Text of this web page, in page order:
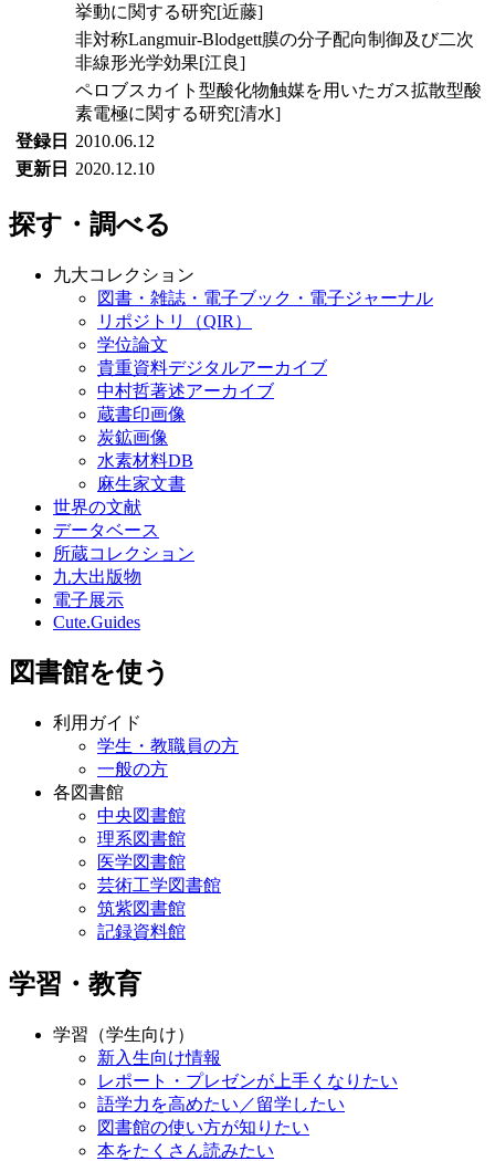
挙動に関する研究[近藤]
非対称Langmuir-Blodgett膜の分子配向制御及び二次
非線形光学効果[江良]
ペロブスカイト型酸化物触媒を用いたガス拡散型酸
素電極に関する研究[清水]
登録日 2010.06.12
更新日 2020.12.10
探す・調べる
九大コレクション
図書・雑誌・電子ブック・電子ジャーナル
リポジトリ（QIR）
学位論文
貴重資料デジタルアーカイブ
中村哲著述アーカイブ
蔵書印画像
炭鉱画像
水素材料DB
麻生家文書
世界の文献
データベース
所蔵コレクション
九大出版物
電子展示
Cute.Guides
図書館を使う
利用ガイド
学生・教職員の方
一般の方
各図書館
中央図書館
理系図書館
医学図書館
芸術工学図書館
筑紫図書館
記録資料館
学習・教育
学習（学生向け）
新入生向け情報
レポート・プレゼンが上手くなりたい
語学力を高めたい／留学したい
図書館の使い方が知りたい
本をたくさん読みたい